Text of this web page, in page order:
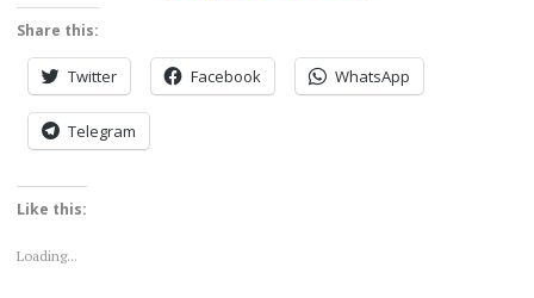
Share this:
Twitter Facebook WhatsApp
Telegram
Like this:
Loading...